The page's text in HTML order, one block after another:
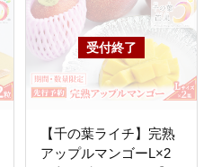
【千の葉ライチ】完熟
アップルマンゴーL×2